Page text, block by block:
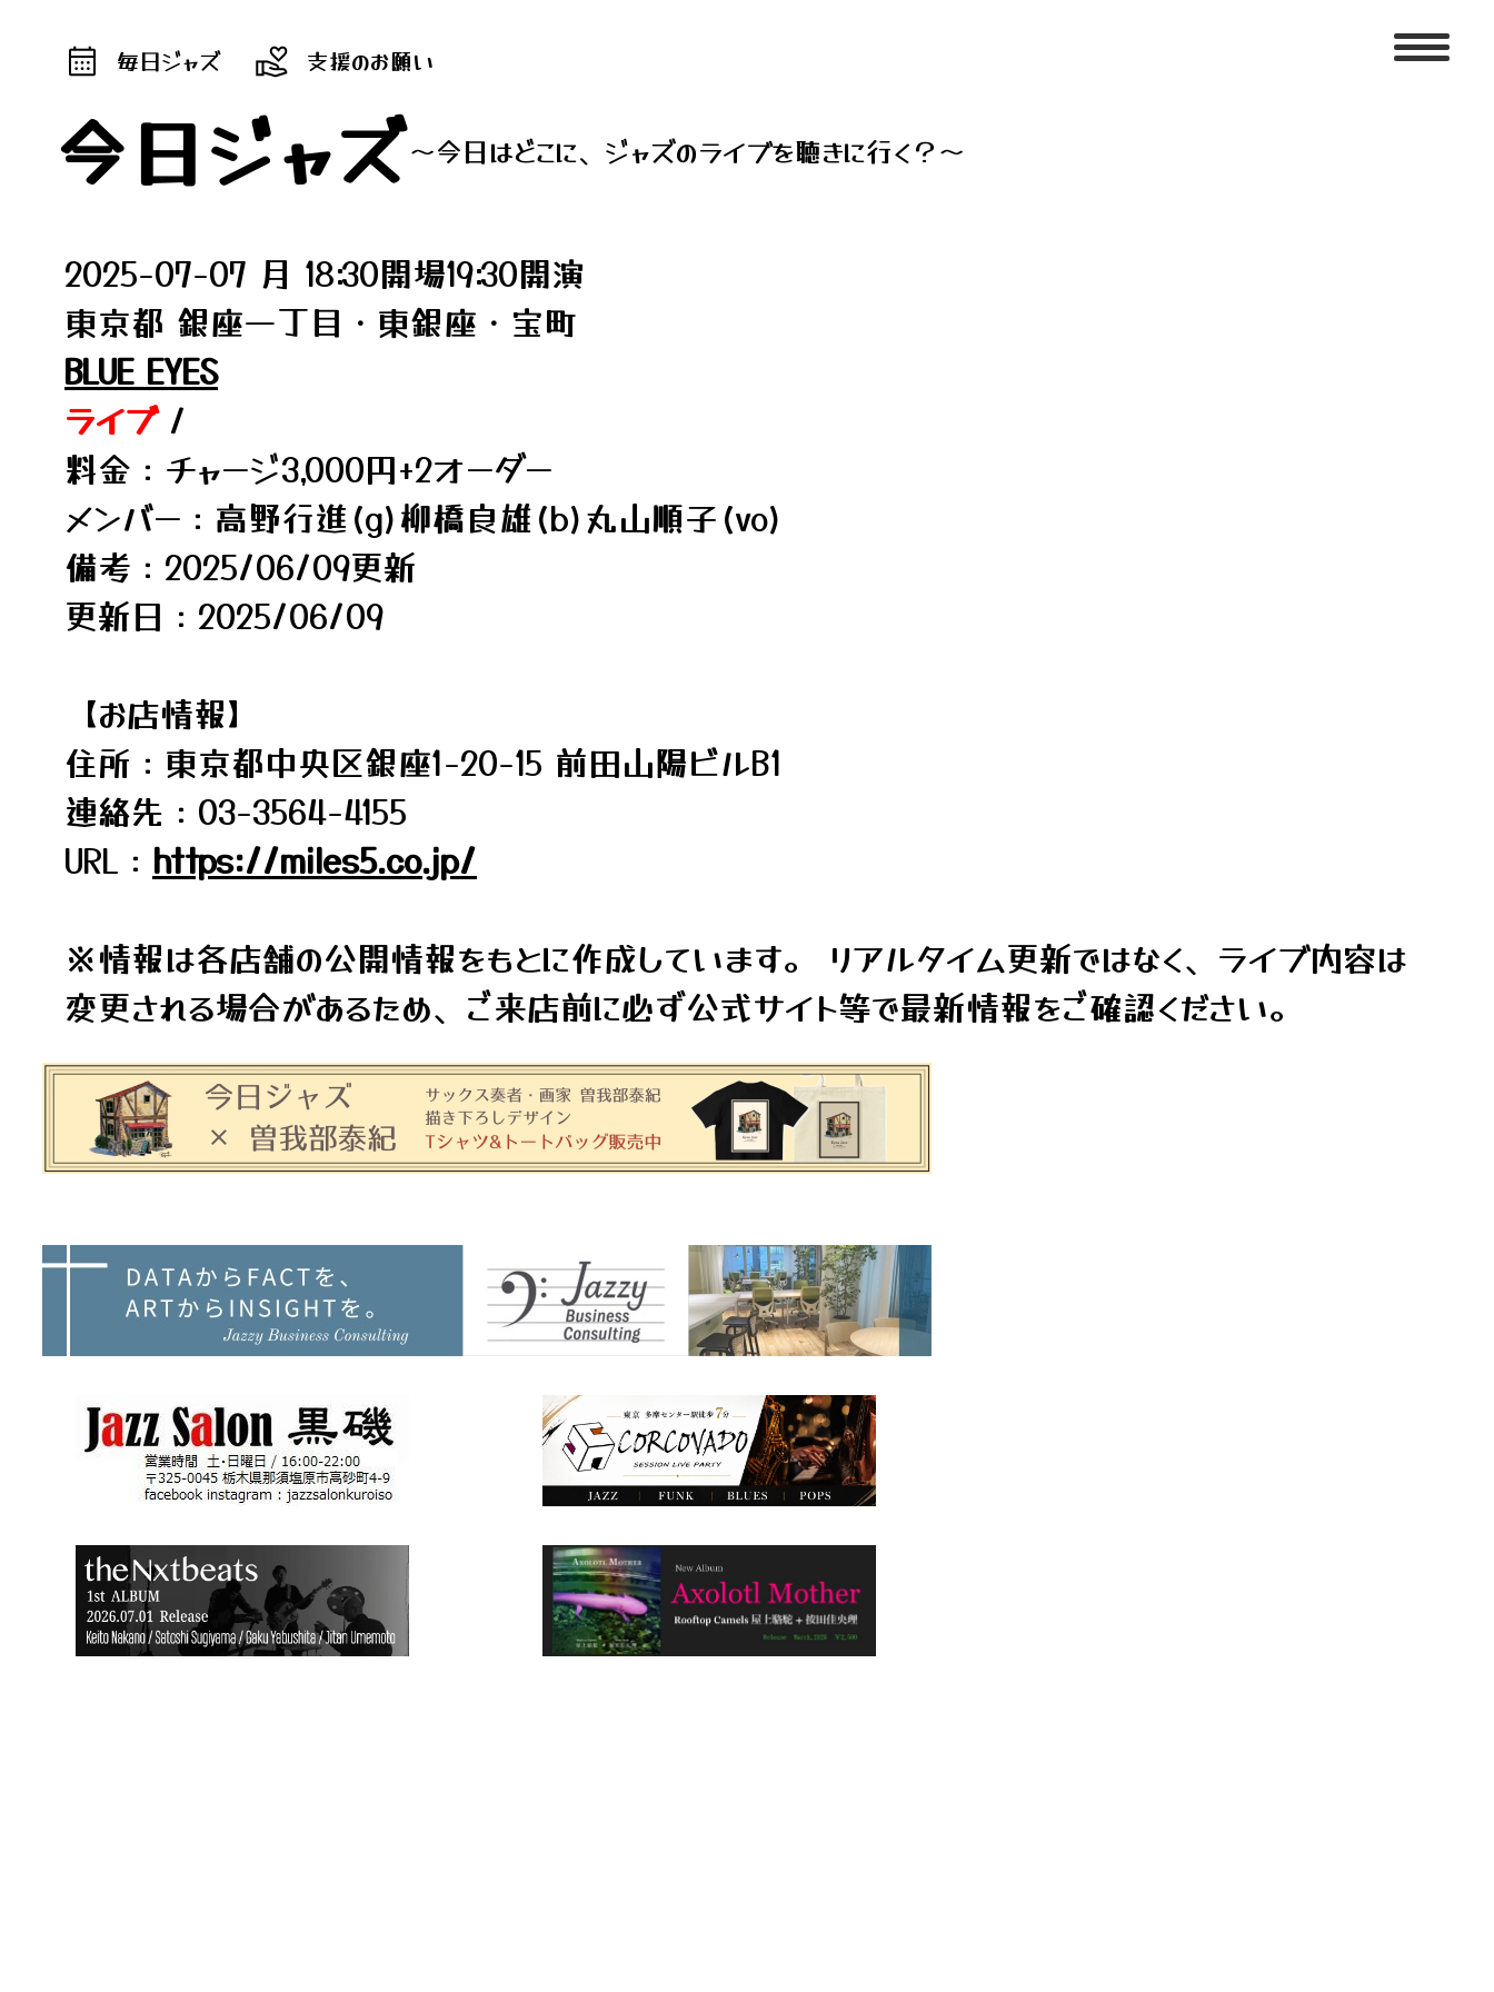
毎日ジャズ 支援のお願い
今日ジャズ～今日はどこに、ジャズのライブを聴きに行く？～
2025-07-07 月 18:30開場19:30開演
東京都 銀座一丁目・東銀座・宝町
BLUE EYES
ライブ/
料金：チャージ3,000円+2オーダー
メンバー：高野行進(g)柳橋良雄(b)丸山順子(vo)
備考：2025/06/09更新
更新日：2025/06/09
【お店情報】
住所：東京都中央区銀座1-20-15 前田山陽ビルB1
連絡先：03-3564-4155
URL： https://miles5.co.jp/
※情報は各店舗の公開情報をもとに作成しています。 リアルタイム更新ではなく、ライブ内容は
変更される場合があるため、ご来店前に必ず公式サイト等で最新情報をご確認ください。